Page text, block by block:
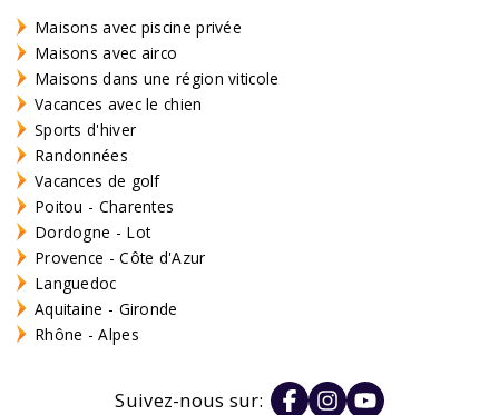
Maisons avec piscine privée
Maisons avec airco
Maisons dans une région viticole
Vacances avec le chien
Sports d'hiver
Randonnées
Vacances de golf
Poitou - Charentes
Dordogne - Lot
Provence - Côte d'Azur
Languedoc
Aquitaine - Gironde
Rhône - Alpes
Suivez-nous sur: